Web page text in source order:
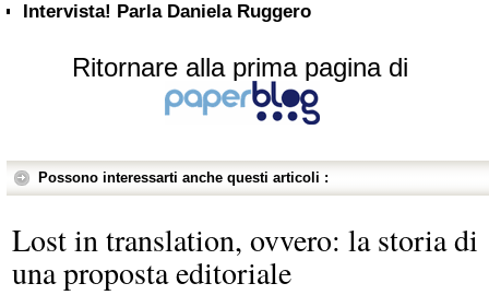
Intervista! Parla Daniela Ruggero
Ritornare alla prima pagina di
Possono interessarti anche questi articoli :
Lost in translation, ovvero: la storia di
una proposta editoriale